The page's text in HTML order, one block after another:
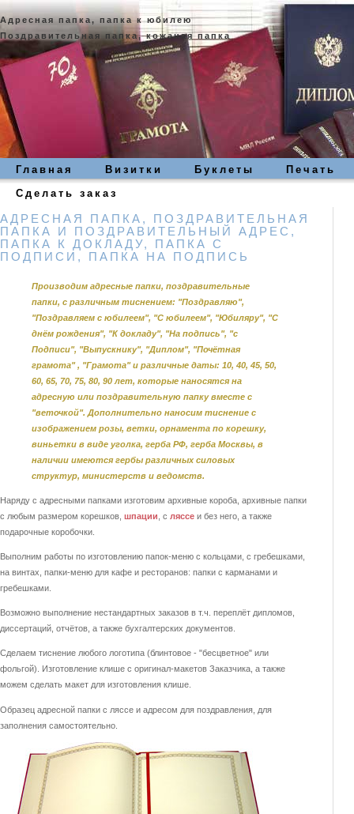
Адресная папка, папка к юбилею
Поздравительная папка, кожаная папка
Главная Визитки Буклеты
Печать
Сделать заказ
АДРЕСНАЯ ПАПКА, ПОЗДРАВИТЕЛЬНАЯ
ПАПКА И ПОЗДРАВИТЕЛЬНЫЙ АДРЕС,
ПАПКА К ДОКЛАДУ, ПАПКА С
ПОДПИСИ, ПАПКА НА ПОДПИСЬ
Производим адресные папки, поздравительные
папки, с различным тиснением: "Поздравляю",
"Поздравляем с юбилеем", "С юбилеем", "Юбиляру", "С
днём рождения", "К докладу", "На подпись", "с
Подписи", "Выпускнику", "Диплом", "Почётная
грамота" , "Грамота" и различные даты: 10, 40, 45, 50,
60, 65, 70, 75, 80, 90 лет, которые наносятся на
адресную или поздравительную папку вместе с
"веточкой". Дополнительно наносим тиснение с
изображением розы, ветки, орнамента по корешку,
виньетки в виде уголка, герба РФ, герба Москвы, в
наличии имеются гербы различных силовых
структур, министерств и ведомств.
Наряду с адресными папками изготовим архивные короба, архивные папки
с любым размером корешков, шпации , с ляссе и без него, а также
подарочные коробочки.
Выполним работы по изготовлению папок-меню с кольцами, с гребешками,
на винтах, папки-меню для кафе и ресторанов: папки с карманами и
гребешками.
Возможно выполнение нестандартных заказов в т.ч. переплёт дипломов,
диссертаций, отчётов, а также бухгалтерских документов.
Сделаем тиснение любого логотипа (блинтовое - "бесцветное" или
фольгой). Изготовление клише с оригинал-макетов Заказчика, а также
можем сделать макет для изготовления клише.
Образец адресной папки с ляссе и адресом для поздравления, для
заполнения самостоятельно.